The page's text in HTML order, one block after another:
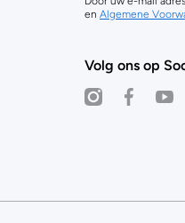
en Algemene
Volg ons op
instagramcom/